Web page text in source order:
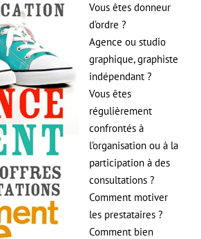
Vous êtes donneur
d’ordre ?
Agence ou studio
graphique, graphiste
indépendant ?
Vous êtes
régulièrement
confrontés à
l’organisation ou à la
participation à des
consultations ?
Comment motiver
les prestataires ?
Comment bien